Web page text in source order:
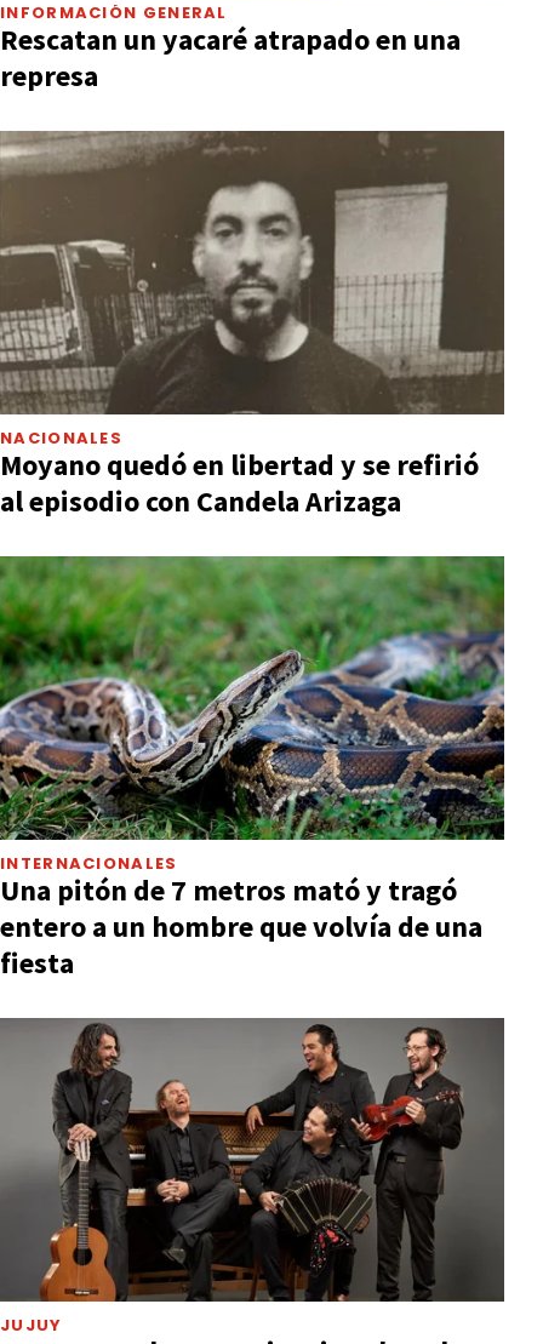
INFORMACIÓN GENERAL
Rescatan un yacaré atrapado en una
represa
NACIONALES
Moyano quedó en libertad y se refirió
al episodio con Candela Arizaga
INTERNACIONALES
Una pitón de 7 metros mató y tragó
entero a un hombre que volvía de una
fiesta
JUJUY